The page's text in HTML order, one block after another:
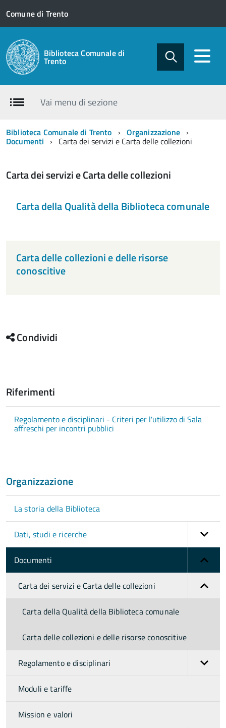
Comune di Trento
Biblioteca Comunale di
Trento
Vai menu di sezione
Biblioteca Comunale di Trento Organizzazione
Documenti Carta dei servizi e Carta delle collezioni
Carta dei servizi e Carta delle collezioni
Carta della Qualità della Biblioteca comunale
Carta delle collezioni e delle risorse
conoscitive
Condividi
Riferimenti
Regolamento e disciplinari - Criteri per l'utilizzo di Sala
affreschi per incontri pubblici
Organizzazione
La storia della Biblioteca
Dati, studi e ricerche
Documenti
Carta dei servizi e Carta delle collezioni
Carta della Qualità della Biblioteca comunale
Carta delle collezioni e delle risorse conoscitive
Regolamento e disciplinari
Moduli e tariffe
Mission e valori